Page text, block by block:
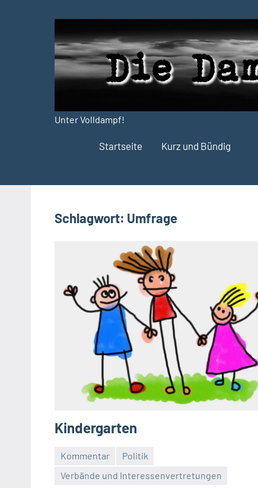
Presse
Unter Volldampf!
Startseite Kurz und Bündig
Schlagwort: Umfrage
Kindergarten
Kommentar
Politik
Verbände und Interessenvertretungen